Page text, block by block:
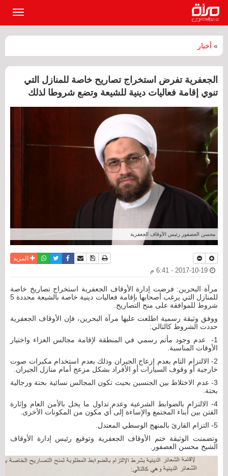
» أخبار
الجعفرية تفرض استخراج تصاريح خاصة للمنازل التي
تنوي إقامة فعاليات دينية للشيعة وتضع شروطا لذلك
محسن العصفور رئيس الأوقاف الجعفرية
نسخة للطباعة
حفظ الموضوع
أرسل الى صديق
فيسبوكتويترواتسابالمزيد
مرآة البحرين: فرضت إدارة الأوقاف الجعفرية استخراج تصاريخ خاصة
للمنازل التي يرغب أصحابها بإقامة فعاليات دينية خاصة بالشيعة محددة 5
شروط للموافقة على منح التصاريح.
ووفق وثيقة رسمية اطلعت عليها مرآة البحرين، فإن الأوقاف الجعفرية
حددت الشروط كالتالي:
1- عدم وجود مأتم رسمي في المنطقة لإقامة مجالس العزاء واختيار
الأوقات المناسبة.
2- الالتزام التام بعدم إزعاج الجيران وذلك بعدم استخدام مكبرات صوت
خارجية أو وقوف السيارات أو الأفراد بشكل مزعج أمام منازل الجيران.
3- عدم الاختلاط بين الجنسين بحيث تكون المجالس نسائية بحتة ورجالية
بحتة.
4- الالتزام بالضوابط الشرعية وعدم تداول ما يخل بالأمن العام وإثارة
الفتن بين أبناء المجتمع والإساءة إلى أي مكون من المكونات الأخرى.
5- التزام القارئ بالمنهج الوسطي المعتدل.
وتضمنت الوثيقة ختم الأوقاف الجعفرية وتوقيع رئيس إدارة الأوقاف
الشيخ محسن العصفور.